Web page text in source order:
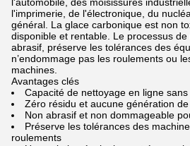
l'imprimerie, de l'électronique, du
général. La glace carbonique est non
disponible et rentable. Le processus
abrasif, préserve les tolérances des
n’endommage pas les roulements ou
machines.
Avantages clés
Capacité de nettoyage en ligne
Zéro résidu et aucune génération
Non abrasif et non dommageable
Préserve les tolérances des
roulements